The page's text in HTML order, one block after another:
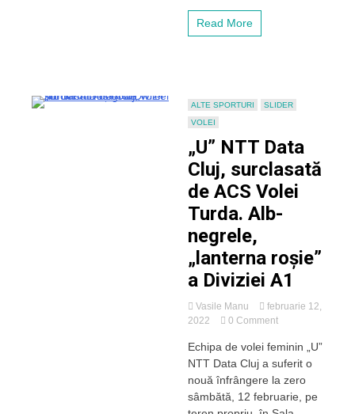
Divizia
Read More
ALTE SPORTURI
SLIDER
VOLEI
„U” NTT Data
Cluj, surclasată
de ACS Volei
Turda. Alb-
negrele,
„lanterna roșie”
a Diviziei A1
Vasile Manu
februarie 12,
2022
0 Commenton
NTT
Data
Cluj,
surclasată
Echipa de volei feminin „U”
NTT Data Cluj a suferit o
nouă înfrângere la zero
sâmbătă, 12 februarie, pe